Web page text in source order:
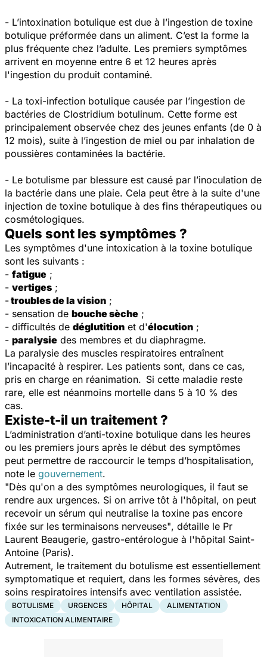
- L’intoxination botulique est due à l’ingestion de toxine
botulique préformée dans un aliment. C’est la forme la
plus fréquente chez l’adulte. Les premiers symptômes
arrivent en moyenne entre 6 et 12 heures après
l'ingestion du produit contaminé.
- La toxi-infection botulique causée par l’ingestion de
bactéries de Clostridium botulinum. Cette forme est
principalement observée chez des jeunes enfants (de 0 à
12 mois), suite à l’ingestion de miel ou par inhalation de
poussières contaminées la bactérie.
- Le botulisme par blessure est causé par l’inoculation de
la bactérie dans une plaie. Cela peut être à la suite d'une
injection de toxine botulique à des fins thérapeutiques ou
cosmétologiques.
Quels sont les symptômes ?
Les symptômes d'une intoxication à la toxine botulique
sont les suivants :
- fatigue ;
- vertiges ;
-troubles de la vision ;
- sensation de bouche sèche ;
- difficultés de déglutition et d'élocution ;
- paralysie des membres et du diaphragme.
La paralysie des muscles respiratoires entraînent
l’incapacité à respirer. Les patients sont, dans ce cas,
pris en charge en réanimation. Si cette maladie reste
rare, elle est néanmoins mortelle dans 5 à 10 % des
cas.
Existe-t-il un traitement ?
L’administration d’anti-toxine botulique dans les heures
ou les premiers jours après le début des symptômes
peut permettre de raccourcir le temps d’hospitalisation,
note le gouvernement.
"Dès qu'on a des symptômes neurologiques, il faut se
rendre aux urgences. Si on arrive tôt à l'hôpital, on peut
recevoir un sérum qui neutralise la toxine pas encore
fixée sur les terminaisons nerveuses", détaille le Pr
Laurent Beaugerie, gastro-entérologue à l'hôpital Saint-
Antoine (Paris).
Autrement, le traitement du botulisme est essentiellement
symptomatique et requiert, dans les formes sévères, des
soins respiratoires intensifs avec ventilation assistée.
BOTULISME URGENCES HÔPITAL
ALIMENTATION
INTOXICATION ALIMENTAIRE